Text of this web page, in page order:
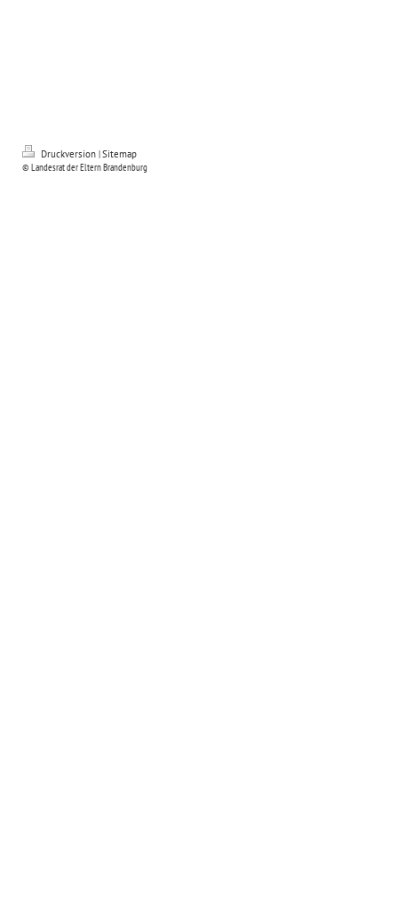
Druckversion |Sitemap
© Landesrat der Eltern Brandenburg